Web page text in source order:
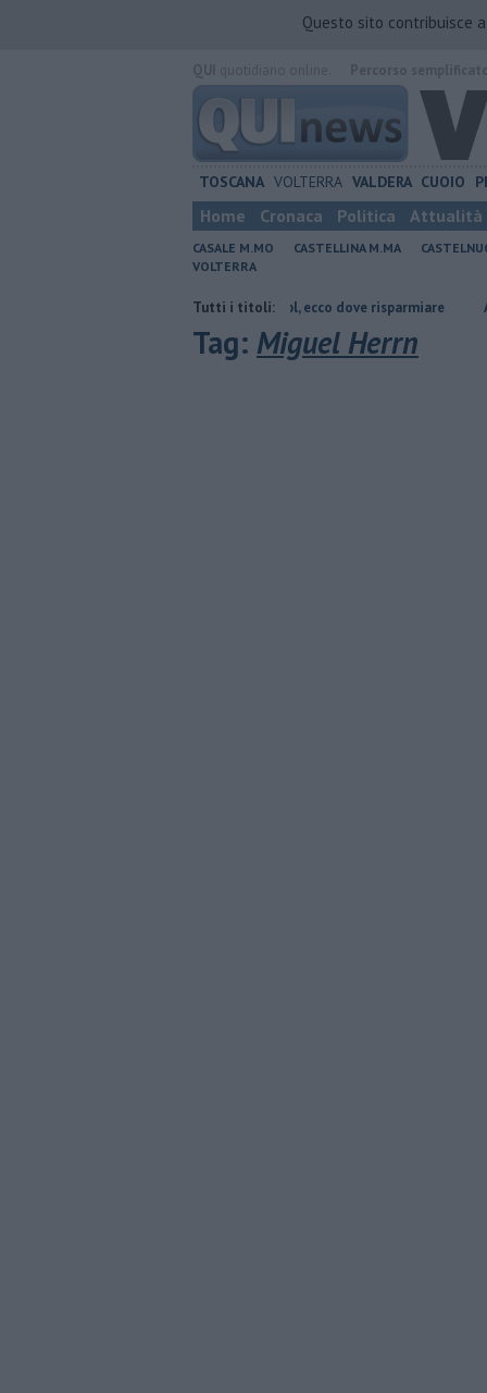
Questo sito contribuisce
TOSCANA VOLTERRA VALDERA CUOIO
Home Cronaca Politica Attualità
CASALE M.MO CASTELLINA M.MA
VOLTERRA
Tutti i titoli:
​Benzina, gasolio, gpl, ecco dove risparmiare Arte,
Tag: Miguel Herrn